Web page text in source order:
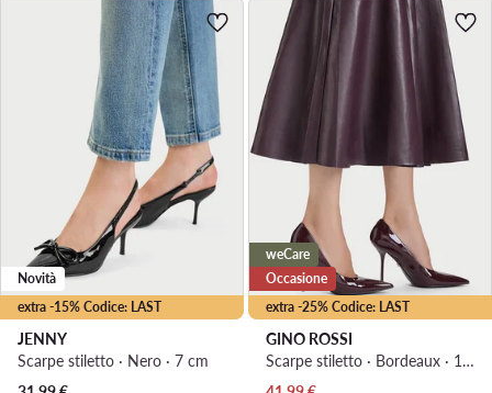
extra -15% Codice: LAST
Novità
JENNY
Scarpe stiletto · Nero · 7 cm
extra -25% Codice: LAST
weCare
Occasione
GINO ROSSI
Scarpe stiletto · Bordeaux · 10.5 cm